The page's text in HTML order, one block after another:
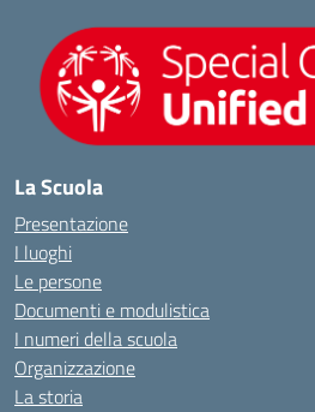
La Scuola
Presentazione
I luoghi
Le persone
Documenti e modulistica
I numeri della scuola
Organizzazione
La storia